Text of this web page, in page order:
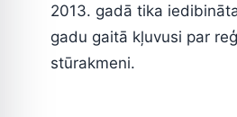
2013. gadā tika
gadu gaitā kļuvusi par
stūrakmeni.